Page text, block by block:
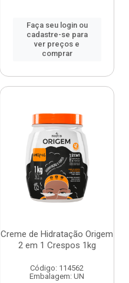
Faça seu login ou
cadastre-se para
ver preços e
comprar
Creme de Hidratação Origem
2 em 1 Crespos 1kg
Código: 114562
Embalagem: UN